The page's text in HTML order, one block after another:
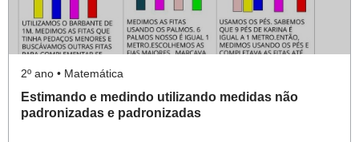
2º ano • Matemática
Estimando e medindo utilizando medidas não
padronizadas e padronizadas